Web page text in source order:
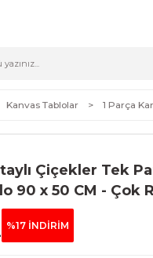
Kanvas Tablolar 1 Parça
Çiçekler Tek
90 x 50 CM - Çok
%17 İNDİRİM